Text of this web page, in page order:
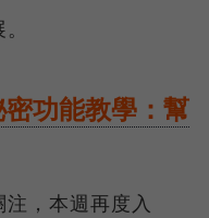
功能教學：幫
，本週再度入